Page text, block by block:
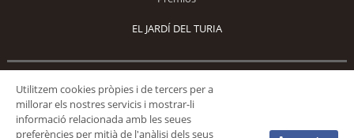
EL JARDÍ DEL TURIA
Utilitzem cookies pròpies i de tercers per a
millorar els nostres servicis i mostrar-li
informació relacionada amb les seues
preferències per mitjà de l'anàlisi dels seus